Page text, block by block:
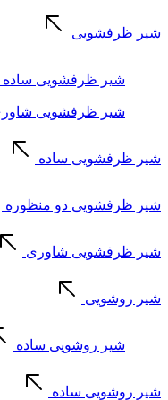
شیر ظرفشویی
شیر ظرفشویی ساده
شیر ظرفشویی
شیر ظرفشویی ساده
شیر ظرفشویی دو منظوره
شیر ظرفشویی شاوری
شیر روشویی
شیر روشویی ساده
شیر روشویی ساده